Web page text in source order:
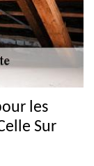
les
Sur